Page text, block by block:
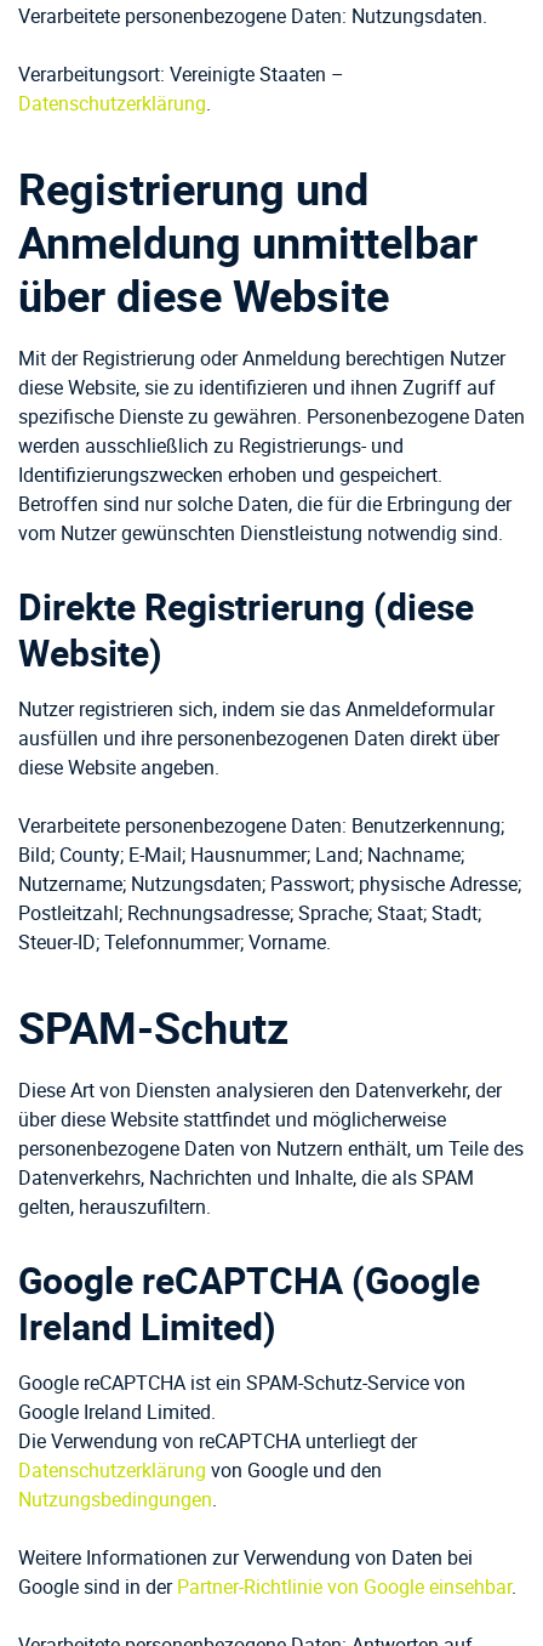
Verarbeitete personenbezogene Daten: Nutzungsdaten.
Verarbeitungsort: Vereinigte Staaten –
Datenschutzerklärung.
Registrierung und
Anmeldung unmittelbar
über diese Website
Mit der Registrierung oder Anmeldung berechtigen Nutzer
diese Website, sie zu identifizieren und ihnen Zugriff auf
spezifische Dienste zu gewähren. Personenbezogene Daten
werden ausschließlich zu Registrierungs- und
Identifizierungszwecken erhoben und gespeichert.
Betroffen sind nur solche Daten, die für die Erbringung der
vom Nutzer gewünschten Dienstleistung notwendig sind.
Direkte Registrierung (diese
Website)
Nutzer registrieren sich, indem sie das Anmeldeformular
ausfüllen und ihre personenbezogenen Daten direkt über
diese Website angeben.
Verarbeitete personenbezogene Daten: Benutzerkennung;
Bild; County; E-Mail; Hausnummer; Land; Nachname;
Nutzername; Nutzungsdaten; Passwort; physische Adresse;
Postleitzahl; Rechnungsadresse; Sprache; Staat; Stadt;
Steuer-ID; Telefonnummer; Vorname.
SPAM-Schutz
Diese Art von Diensten analysieren den Datenverkehr, der
über diese Website stattfindet und möglicherweise
personenbezogene Daten von Nutzern enthält, um Teile des
Datenverkehrs, Nachrichten und Inhalte, die als SPAM
gelten, herauszufiltern.
Google reCAPTCHA (Google
Ireland Limited)
Google reCAPTCHA ist ein SPAM-Schutz-Service von
Google Ireland Limited.
Die Verwendung von reCAPTCHA unterliegt der
Datenschutzerklärung von Google und den
Nutzungsbedingungen.
Weitere Informationen zur Verwendung von Daten bei
Google sind in derPartner-Richtlinie von Google einsehbar.